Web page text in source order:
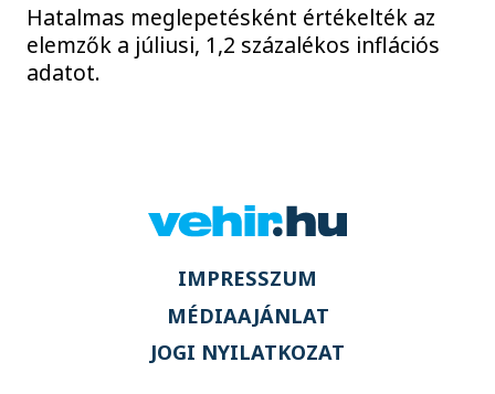
Hatalmas meglepetésként értékelték az
elemzők a júliusi, 1,2 százalékos inflációs
adatot.
IMPRESSZUM
MÉDIAAJÁNLAT
JOGI NYILATKOZAT